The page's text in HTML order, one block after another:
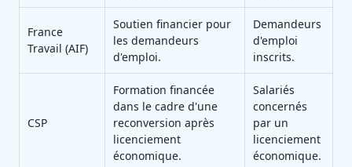
France
Travail (AIF)
Soutien financier pour
les demandeurs
d'emploi.
Demandeurs
d'emploi
inscrits.
CSP
Formation financée
dans le cadre d'une
reconversion après
licenciement
économique.
Salariés
concernés
par un
licenciement
économique.